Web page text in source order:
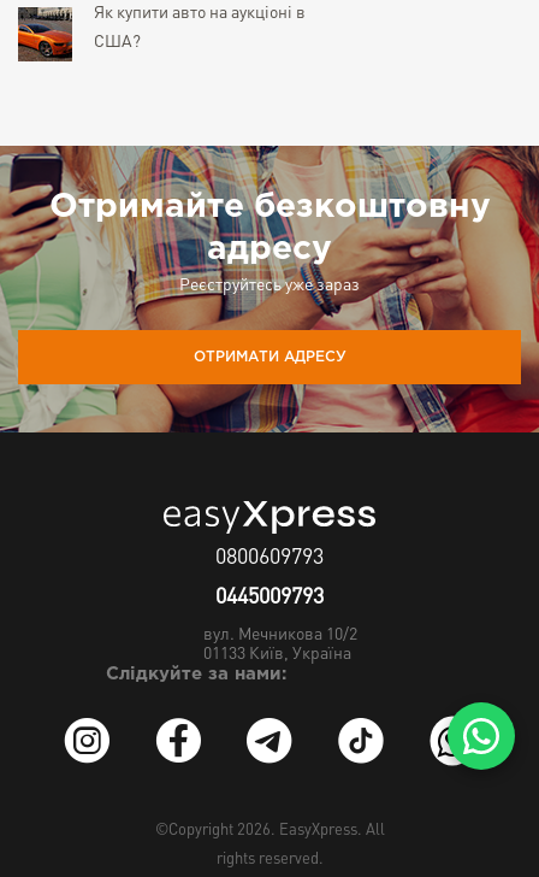
Як купити авто на аукціоні в
США?
Отримайте безкоштовну
адресу
Реєструйтесь уже зараз
ОТРИМАТИ АДРЕСУ
0800609793
0445009793
вул. Мечникова 10/2
01133 Київ, Україна
Слідкуйте за нами:
©Copyright 2026. EasyXpress. All
rights reserved.